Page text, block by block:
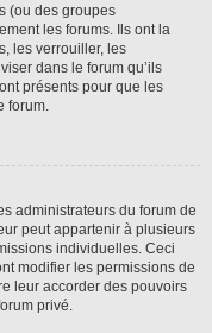
(ou des groupes
les forums. Ils ont la
les verrouiller, les
dans le forum qu’ils
présents pour que les
forum.
administrateurs du forum de
peut appartenir à plusieurs
individuelles. Ceci
modifier les permissions de
leur accorder des pouvoirs
privé.